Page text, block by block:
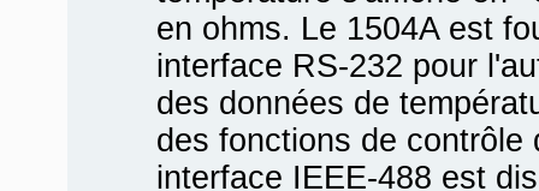
en ohms. Le 1504A est
interface RS-232 pour
des données de
des fonctions de contrôle
interface IEEE-488 est